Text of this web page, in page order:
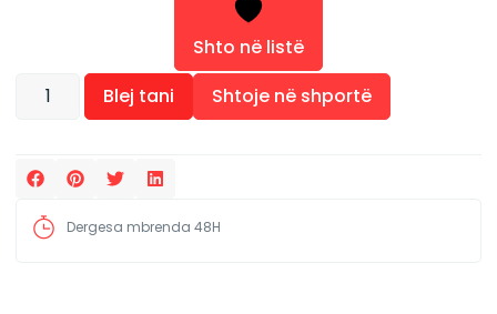
Shto në listë
Blej tani
Shtoje në shportë
Dergesa mbrenda 48H